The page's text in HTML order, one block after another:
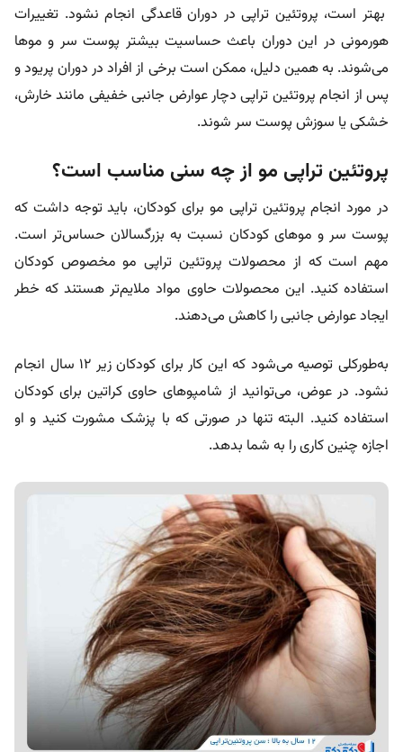
بهتر است، پروتئین تراپی در دوران قاعدگی انجام نشود. تغییرات
هورمونی در این دوران باعث حساسیت بیشتر پوست سر و موها
می‌شوند. به همین دلیل، ممکن است برخی از افراد در دوران پریود و
پس از انجام پروتئین تراپی دچار عوارض جانبی خفیفی مانند خارش،
خشکی یا سوزش پوست سر شوند.
پروتئین تراپی مو از چه سنی مناسب است؟
در مورد انجام پروتئین تراپی مو برای کودکان، باید توجه داشت که
پوست سر و موهای کودکان نسبت به بزرگسالان حساس‌تر است.
مهم است که از محصولات پروتئین تراپی مو مخصوص کودکان
استفاده کنید. این محصولات حاوی مواد ملایم‌تر هستند که خطر
ایجاد عوارض جانبی را کاهش می‌دهند.
به‌طورکلی توصیه می‌شود که این کار برای کودکان زیر ۱۲ سال انجام
نشود. در عوض، می‌توانید از شامپوهای حاوی کراتین برای کودکان
استفاده کنید. البته تنها در صورتی که با پزشک مشورت کنید و او
اجازه چنین کاری را به شما بدهد.